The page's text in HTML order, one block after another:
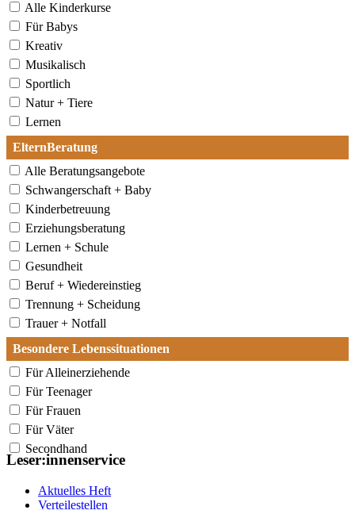
Alle Kinderkurse
Für Babys
Kreativ
Musikalisch
Sportlich
Natur + Tiere
Lernen
ElternBeratung
Alle Beratungsangebote
Schwangerschaft + Baby
Kinderbetreuung
Erziehungsberatung
Lernen + Schule
Gesundheit
Beruf + Wiedereinstieg
Trennung + Scheidung
Trauer + Notfall
Besondere Lebenssituationen
Für Alleinerziehende
Für Teenager
Für Frauen
Für Väter
Secondhand
Leser:innenservice
Aktuelles Heft
Verteilestellen